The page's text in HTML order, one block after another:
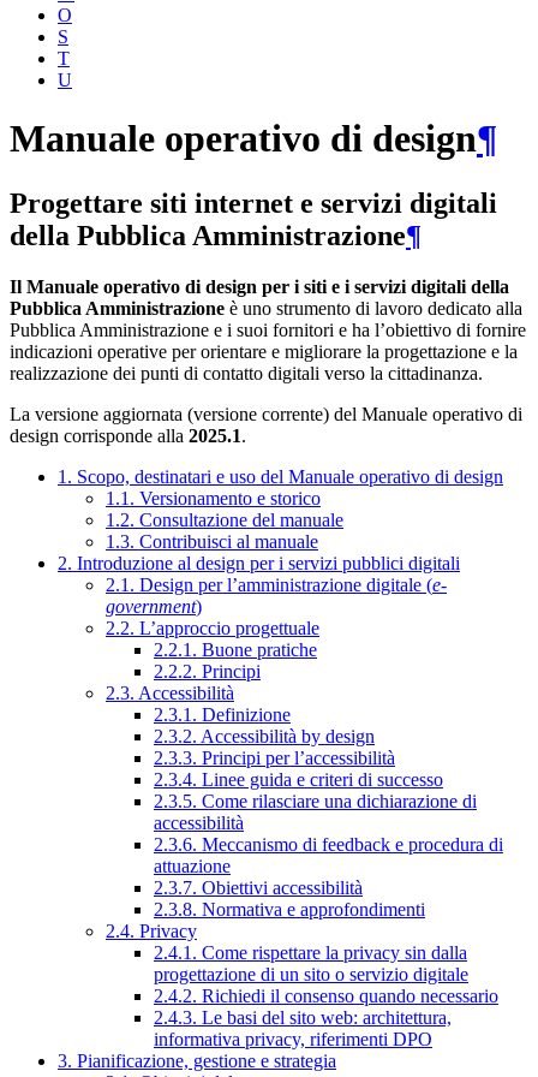
O
S
T
U
Manuale operativo di design¶
Progettare siti internet e servizi digitali
della Pubblica Amministrazione¶
Il Manuale operativo di design per i siti e i servizi digitali della
Pubblica Amministrazione è uno strumento di lavoro dedicato alla
Pubblica Amministrazione e i suoi fornitori e ha l’obiettivo di fornire
indicazioni operative per orientare e migliorare la progettazione e la
realizzazione dei punti di contatto digitali verso la cittadinanza.
La versione aggiornata (versione corrente) del Manuale operativo di
design corrisponde alla 2025.1.
1. Scopo, destinatari e uso del Manuale operativo di design
1.1. Versionamento e storico
1.2. Consultazione del manuale
1.3. Contribuisci al manuale
2. Introduzione al design per i servizi pubblici digitali
2.1. Design per l’amministrazione digitale (e-
government)
2.2. L’approccio progettuale
2.2.1. Buone pratiche
2.2.2. Principi
2.3. Accessibilità
2.3.1. Definizione
2.3.2. Accessibilità by design
2.3.3. Principi per l’accessibilità
2.3.4. Linee guida e criteri di successo
2.3.5. Come rilasciare una dichiarazione di
accessibilità
2.3.6. Meccanismo di feedback e procedura di
attuazione
2.3.7. Obiettivi accessibilità
2.3.8. Normativa e approfondimenti
2.4. Privacy
2.4.1. Come rispettare la privacy sin dalla
progettazione di un sito o servizio digitale
2.4.2. Richiedi il consenso quando necessario
2.4.3. Le basi del sito web: architettura,
informativa privacy, riferimenti DPO
3. Pianificazione, gestione e strategia